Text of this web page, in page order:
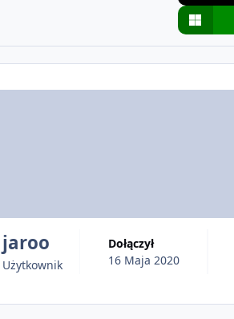
jaroo
Użytkownik
Dołączył
16 Maja 2020